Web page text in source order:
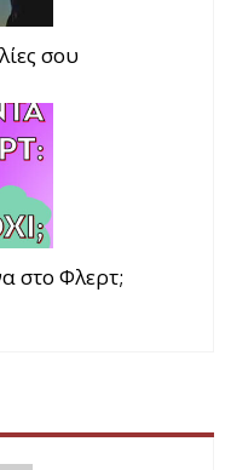
σου
στο Φλερτ;